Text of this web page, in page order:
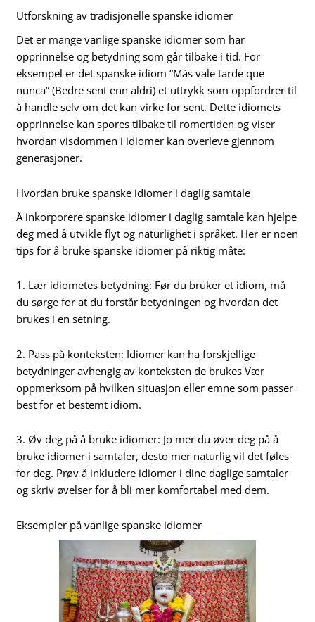
Utforskning av tradisjonelle spanske idiomer
Det er mange vanlige spanske idiomer som har
opprinnelse og betydning som går tilbake i tid. For
eksempel er det spanske idiom “Más vale tarde que
nunca” (Bedre sent enn aldri) et uttrykk som oppfordrer til
å handle selv om det kan virke for sent. Dette idiomets
opprinnelse kan spores tilbake til romertiden og viser
hvordan visdommen i idiomer kan overleve gjennom
generasjoner.
Hvordan bruke spanske idiomer i daglig samtale
Å inkorporere spanske idiomer i daglig samtale kan hjelpe
deg med å utvikle flyt og naturlighet i språket. Her er noen
tips for å bruke spanske idiomer på riktig måte:
1. Lær idiometes betydning: Før du bruker et idiom, må
du sørge for at du forstår betydningen og hvordan det
brukes i en setning.
2. Pass på konteksten: Idiomer kan ha forskjellige
betydninger avhengig av konteksten de brukes Vær
oppmerksom på hvilken situasjon eller emne som passer
best for et bestemt idiom.
3. Øv deg på å bruke idiomer: Jo mer du øver deg på å
bruke idiomer i samtaler, desto mer naturlig vil det føles
for deg. Prøv å inkludere idiomer i dine daglige samtaler
og skriv øvelser for å bli mer komfortabel med dem.
Eksempler på vanlige spanske idiomer